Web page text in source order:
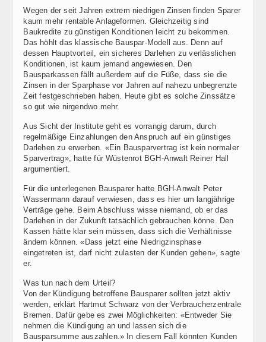
Wegen der seit Jahren extrem niedrigen Zinsen finden Sparer
kaum mehr rentable Anlageformen. Gleichzeitig sind
Baukredite zu günstigen Konditionen leicht zu bekommen.
Das höhlt das klassische Bauspar-Modell aus. Denn auf
dessen Hauptvorteil, ein sicheres Darlehen zu verlässlichen
Konditionen, ist kaum jemand angewiesen. Den
Bausparkassen fällt außerdem auf die Füße, dass sie die
Zinsen in der Sparphase vor Jahren auf nahezu unbegrenzte
Zeit festgeschrieben haben. Heute gibt es solche Zinssätze
so gut wie nirgendwo mehr.
Aus Sicht der Institute geht es vorrangig darum, durch
regelmäßige Einzahlungen den Anspruch auf ein günstiges
Darlehen zu erwerben. «Ein Bausparvertrag ist kein normaler
Sparvertrag», hatte für Wüstenrot BGH-Anwalt Reiner Hall
argumentiert.
Für die unterlegenen Bausparer hatte BGH-Anwalt Peter
Wassermann darauf verwiesen, dass es hier um langjährige
Verträge gehe. Beim Abschluss wisse niemand, ob er das
Darlehen in der Zukunft tatsächlich gebrauchen könne. Den
Kassen hätte klar sein müssen, dass sich die Verhältnisse
ändern können. «Dass jetzt eine Niedrigzinsphase
eingetreten ist, darf nicht zulasten der Kunden gehen», sagte
er.
Was tun nach dem Urteil?
Von der Kündigung betroffene Bausparer sollten jetzt aktiv
werden, erklärt Hartmut Schwarz von der Verbraucherzentrale
Bremen. Dafür gebe es zwei Möglichkeiten: «Entweder Sie
nehmen die Kündigung an und lassen sich die
Bausparsumme auszahlen.» In diesem Fall könnten Kunden